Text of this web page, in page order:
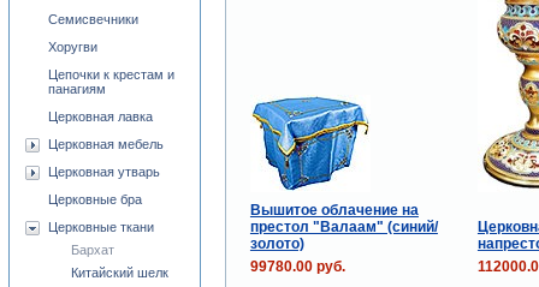
Вышитое облачение на
престол "Валаам" (синий/
золото)
99780.00 руб.
Семисвечники
Хоругви
Цепочки к крестам и
панагиям
Церковная лавка
Церковная мебель
Церковная утварь
Церковные бра
Церковные ткани
Бархат
Китайский шелк